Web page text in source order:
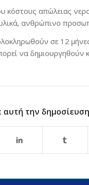
κόστους απώλειας
ανθρώπινο
σε 12
να δημιουργηθούν
αυτή την δημοσίευση